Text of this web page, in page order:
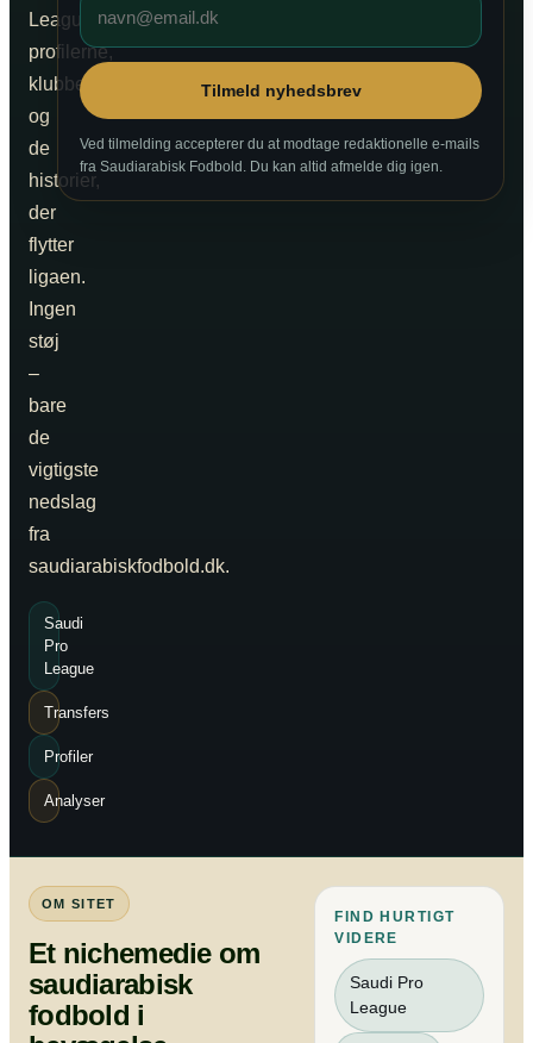
League,
profilerne,
klubberne
og
de
historier,
der
flytter
ligaen.
Ingen
støj
–
bare
de
vigtigste
nedslag
fra
saudiarabiskfodbold.dk.
Saudi
Pro
League
Transfers
Profiler
Analyser
Tilmeld nyhedsbrev
Ved tilmelding accepterer du at modtage redaktionelle e-mails
fra Saudiarabisk Fodbold. Du kan altid afmelde dig igen.
OM SITET
Et nichemedie om
saudiarabisk
fodbold i
FIND HURTIGT
VIDERE
Saudi Pro
League